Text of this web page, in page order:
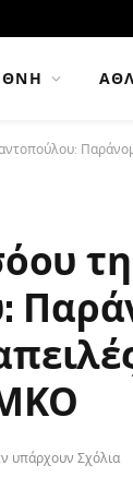
υπάρχουν Σχόλια